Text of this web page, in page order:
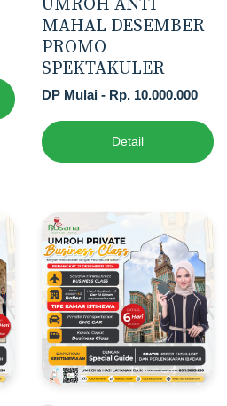
UMROH ANTI
MAHAL DESEMBER
PROMO
SPEKTAKULER
DP Mulai - Rp. 10.000.000
Detail